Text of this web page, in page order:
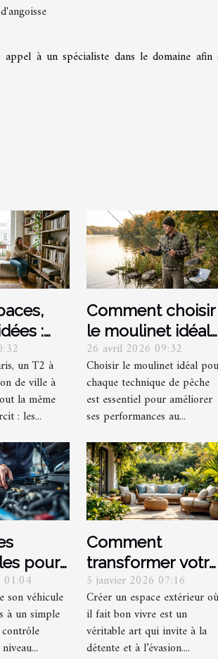
à un spécialiste dans le domaine
:
à la
un T2 à
de ville à
la même
: les...
Comment choisir
le moulinet idéal
pour différentes
techniques de
pêche ?
26 avril 2026 09:32
Choisir le moulinet idéal
chaque technique de pêche
est essentiel pour améliorer
ses performances au...
pour
auto
01:04
son véhicule
à un simple
Comment
transformer votre
espace extérieur
en un havre de
paix ?
5 janvier 2026 07:16
Créer un espace extérieur où
il fait bon vivre est un
véritable art qui invite à la
détente et à l’évasion....